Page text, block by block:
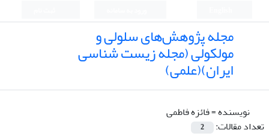
مجله پژوهش‌های سلولی و
مولکولی (مجله زیست شناسی
ایران)(علمی)
نویسنده =فائزه فاطمی
تعداد مقالات:
2